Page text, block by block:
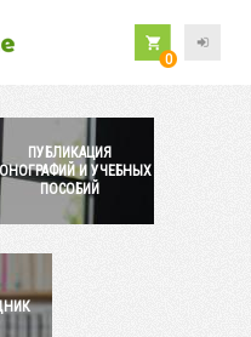
0
ПУБЛИКАЦИЯ
И УЧЕБНЫХ
ПОСОБИЙ